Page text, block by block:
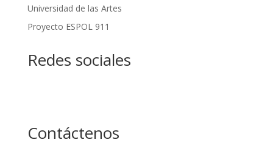
Universidad de las Artes
Proyecto ESPOL 911
Redes sociales
Contáctenos